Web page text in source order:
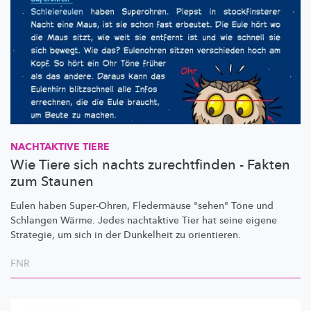
NACHTAKTIVE TIERE
Wie Tiere sich nachts zurechtfinden - Fakten
zum Staunen
Eulen haben Super-Ohren, Fledermäuse "sehen" Töne und
Schlangen Wärme. Jedes nachtaktive Tier hat seine eigene
Strategie, um sich in der Dunkelheit zu orientieren.
FNR